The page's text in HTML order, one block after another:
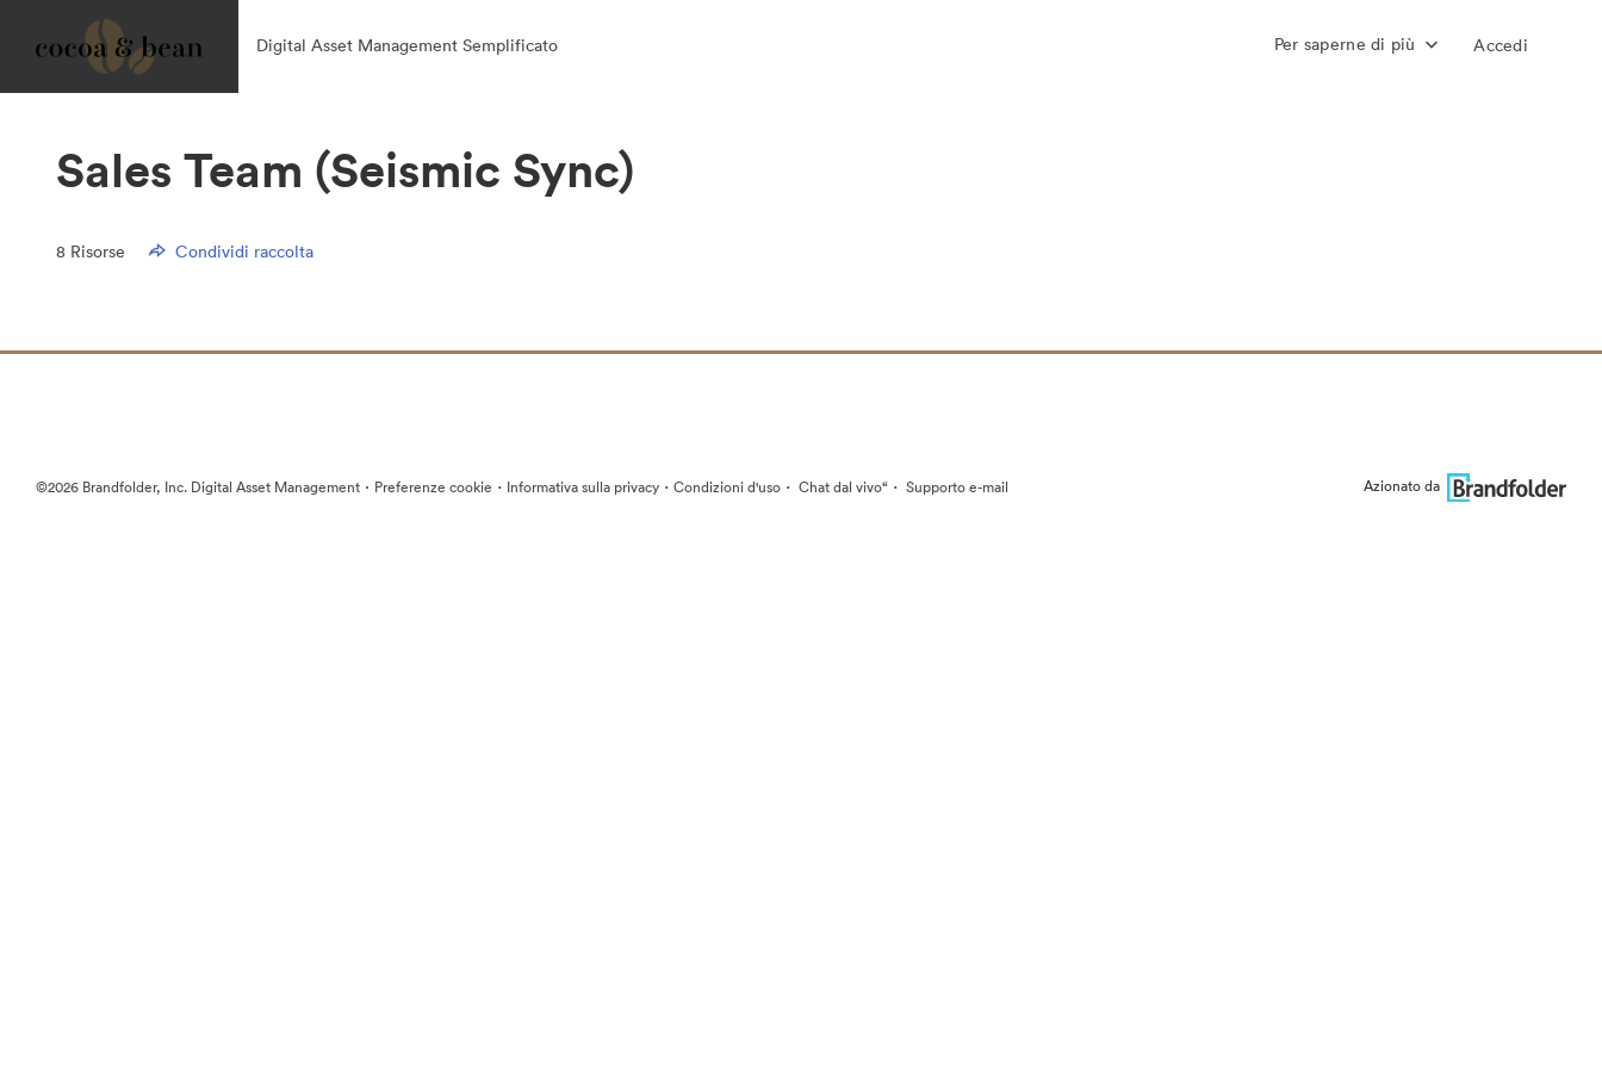
Digital Asset Management Semplificato Per saperne di più Accedi
Sales Team (Seismic Sync)
8 Risorse Condividi raccolta
©2026 Brandfolder, Inc. Digital Asset Management · Preferenze cookie · Informativa sulla privacy · Condizioni d'uso · Chat dal vivo“ · Supporto e-mail Azionato da